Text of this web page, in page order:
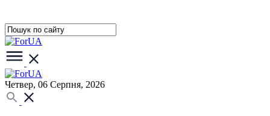
Четвер, 06 Серпня, 2026